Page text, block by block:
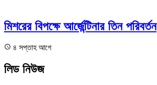
মিশরের বিপক্ষে আর্জেন্টিনার তিন পরিবর্তন
৪ সপ্তাহ আগে
লিড নিউজ